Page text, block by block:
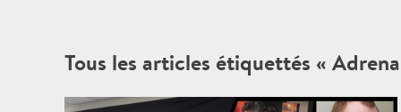
Tous les articles étiquettés «